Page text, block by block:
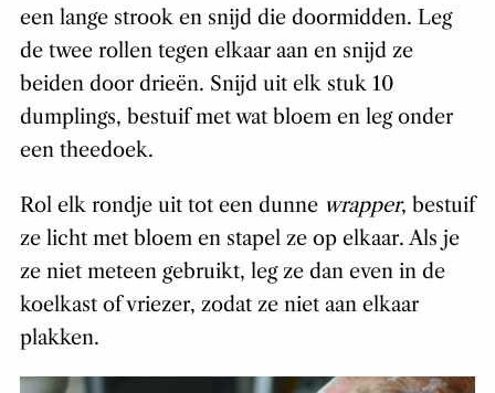
een lange strook en snijd die doormidden. Leg
de twee rollen tegen elkaar aan en snijd ze
beiden door drieën. Snijd uit elk stuk 10
dumplings, bestuif met wat bloem en leg onder
een theedoek.
Rol elk rondje uit tot een dunne wrapper, bestuif
ze licht met bloem en stapel ze op elkaar. Als je
ze niet meteen gebruikt, leg ze dan even in de
koelkast of vriezer, zodat ze niet aan elkaar
plakken.